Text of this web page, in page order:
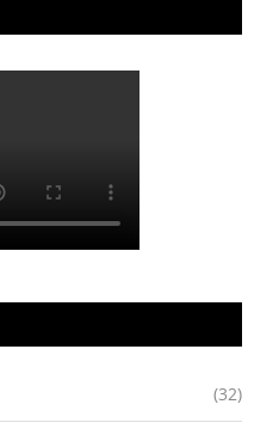
(32)